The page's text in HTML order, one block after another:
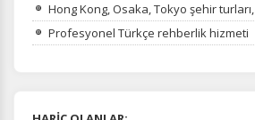
Hong Kong, Osaka, Tokyo şehir turları,
Profesyonel Türkçe rehberlik hizmeti